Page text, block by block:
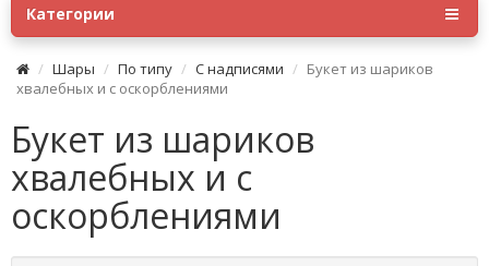
Категории
Шары По типу С надписями
Букет из шариков
хвалебных и с оскорблениями
Букет из шариков
хвалебных и с
оскорблениями